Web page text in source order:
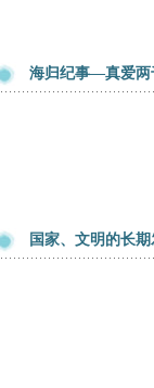
海归纪事—真爱两
国家、文明的长